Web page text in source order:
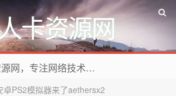
卡资源网
欢迎来到好人卡资源网，专注网络技术资源收集，我们不仅是网络资源的搬运工，也生产原创资源。寻找资源请留言或关注公众号:烈日下的男人
卓PS2模拟器来了aethersx2